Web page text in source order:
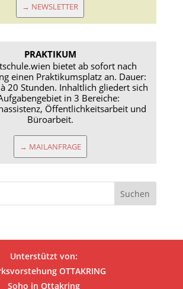
→ NEWSLETTER
PRAKTIKUM
bietet ab sofort nach
einen Praktikumsplatz an. Dauer:
20 Stunden. Inhaltlich gliedert sich
in 3 Bereiche:
Öffentlichkeitsarbeit und
Büroarbeit.
→ MAILANFRAGE
Unterstützt von:
OTTAKRING
Soho in Ottakring